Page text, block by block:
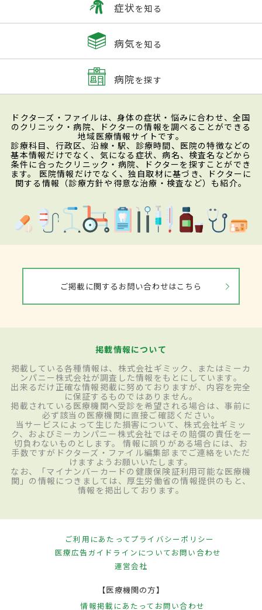
症状を知る
病気を知る
病院を探す
ドクターズ・ファイルは、身体の症状・悩みに合わせ、全国
のクリニック・病院、ドクターの情報を調べることができる
地域医療情報サイトです。
診療科目、行政区、沿線・駅、診療時間、医院の特徴などの
基本情報だけでなく、気になる症状、病名、検査名などから
条件に合ったクリニック・病院、ドクターを探すことができ
ます。 医院情報だけでなく、独自取材に基づき、ドクターに
関する情報（診療方針や得意な治療・検査など）も紹介。
ご掲載に関するお問い合わせはこちら
掲載情報について
掲載している各種情報は、株式会社ギミック、またはミーカ
ンパニー株式会社が調査した情報をもとにしています。
出来るだけ正確な情報掲載に努めておりますが、内容を完全
に保証するものではありません。
掲載されている医療機関へ受診を希望される場合は、事前に
必ず該当の医療機関に直接ご確認ください。
当サービスによって生じた損害について、株式会社ギミッ
ク、およびミーカンパニー株式会社ではその賠償の責任を一
切負わないものとします。 情報に誤りがある場合には、お
手数ですがドクターズ・ファイル編集部までご連絡をいただ
けますようお願いいたします。
なお、「マイナンバーカードの健康保険証利用可能な医療機
関」の情報につきましては、厚生労働省の情報提供のもと、
情報を掲出しております。
ご利用にあたってプライバシーポリシー
医療広告ガイドラインについてお問い合わせ
運営会社
【医療機関の方】
情報掲載にあたって お問い合わせ